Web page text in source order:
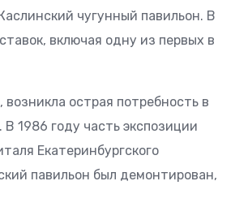
чугунный павильон. В
включая одну из первых в
острая потребность в
1986 году часть экспозиции
Екатеринбургского
павильон был демонтирован,